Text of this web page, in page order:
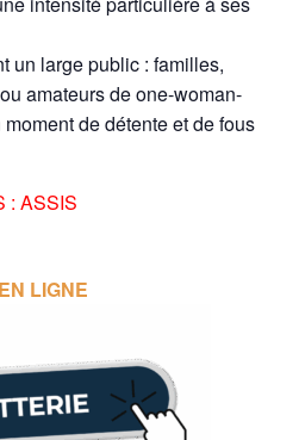
un large public : familles,
amateurs de one-woman-
de détente et de fous
: ASSIS
LIGNE